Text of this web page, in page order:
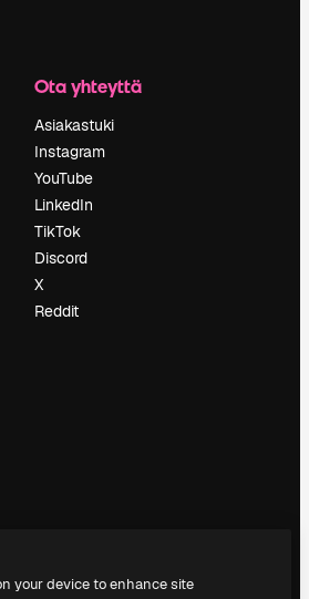
Ota yhteyttä
Asiakastuki
Instagram
YouTube
LinkedIn
TikTok
Discord
X
Reddit
your device to enhance site